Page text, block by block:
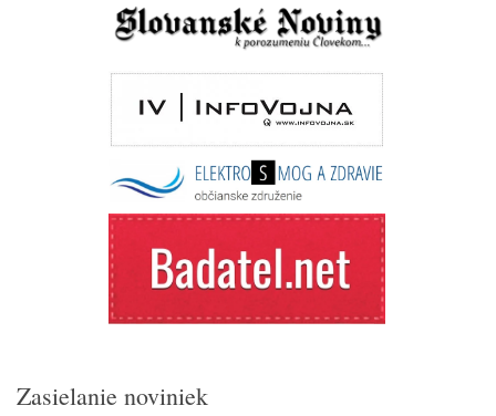
Zasielanie noviniek